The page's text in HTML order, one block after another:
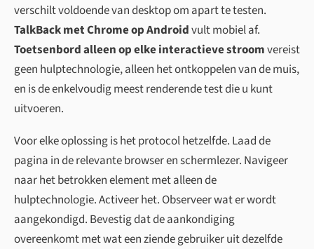
verschilt voldoende van desktop om apart te testen.
TalkBack met Chrome op Androidvult mobiel af.
Toetsenbord alleen op elke interactieve stroomvereist
geen hulptechnologie, alleen het ontkoppelen van de muis,
en is de enkelvoudig meest renderende test die u kunt
uitvoeren.
Voor elke oplossing is het protocol hetzelfde. Laad de
pagina in de relevante browser en schermlezer. Navigeer
naar het betrokken element met alleen de
hulptechnologie. Activeer het. Observeer wat er wordt
aangekondigd. Bevestig dat de aankondiging
overeenkomt met wat een ziende gebruiker uit dezelfde